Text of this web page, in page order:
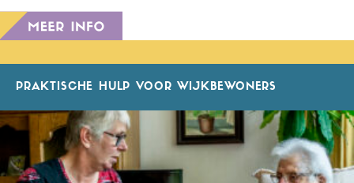
PRAKTISCHE HULP VOOR WIJKBEWONERS